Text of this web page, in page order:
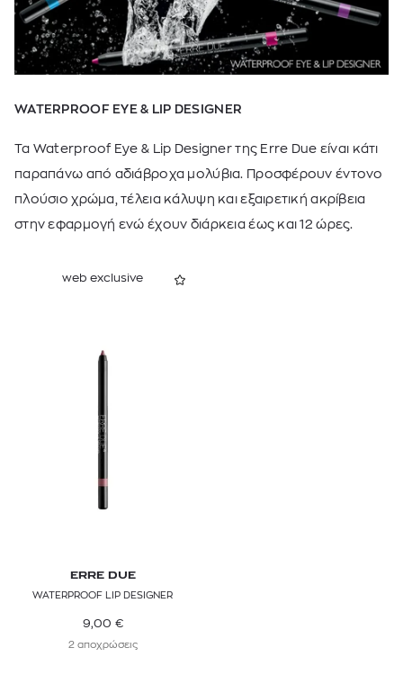
WATERPROOF EYE & LIP DESIGNER
Τα Waterproof Eye & Lip Designer της Erre Due είναι κάτι
παραπάνω από αδιάβροχα μολύβια. Προσφέρουν έντονο
πλούσιο χρώμα, τέλεια κάλυψη και εξαιρετική ακρίβεια
στην εφαρμογή ενώ έχουν διάρκεια έως και 12 ώρες.
web exclusive
ERRE DUE
WATERPROOF LIP DESIGNER
9,00 €
2 αποχρώσεις